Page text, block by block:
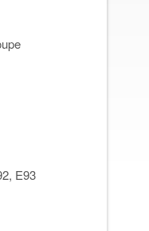
E93